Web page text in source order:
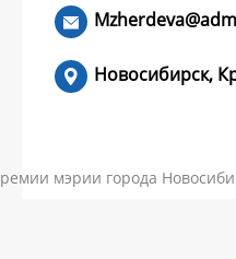
Новосибирск,
мэрии города